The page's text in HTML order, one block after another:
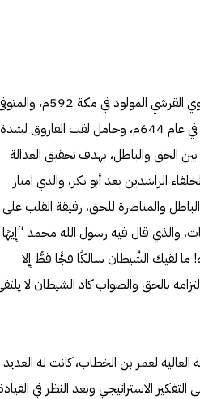
العدوي القرشي المولود في مكة 592م،
اغتيالًا في مسجد المدينة المنورة في عام 644م، وحامل لقب الفاروق لشدة
بين الحق والباطل، بهدف تحقيق العدالة
الراشدين بعد أبو بكر، والذي امتاز
والمناصرة للحق، رقيقة القلب على
والذي قال فيه رسول الله محمد “إِيهًا
ما لقيك الشَّيطان سالكًا فجًّا قطُّ إِلا
بالحق والصواب كاد الشيطان لا
العالية لعمر بن الخطاب، كانت له العديد
الاستراتيجي وبعد النظر في